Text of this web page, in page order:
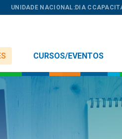
UNIDADE NACIONAL:DIA C
CURSOS/EVENTOS